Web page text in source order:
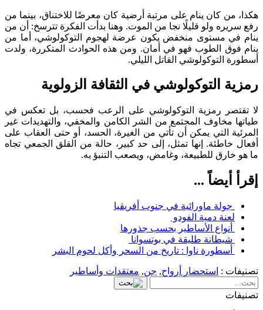
هكذا، من كان ينام على مرتبة أرضية كان معرضًا للاختناق، بينما من
رفع سريره ولو قليلًا نجا من الموت. وهنا بدأت الفكرة تترسخ: أن من
ينام في مستوى منخفض يكون عرضة لهجوم التوكولوشي، أما من
ينام فوق الطوب فهو في أمان. ومن هذه الحوادث المتكررة، ولدت
أسطورة التوكولوشي القاتل الليلي.
رمزية التوكولوشي في الثقافة الزولوية
لا تقتصر رمزية التوكولوشي على الرعب فحسب، بل تعكس في
طياتها مخاوف المجتمع من الشر الكامن والمخفي، والتهديدات غير
المرئية التي يمكن أن تأتي من الغيرة، الحسد، أو حتى العقاب على
أفعال خاطئة. إنها تمثل، إلى حد كبير، حالة من القلق الجمعي تجاه
ما هو خارق للطبيعة، وغامض، ويصعب التنبؤ به.
إقرأ أيضاً ...
جولة ماورائية في جنوب أفريقيا
لعنة دمية الفودو
أنواع الأساطير بحسب جذورها
شيطانة طليقة في بوتسوانا
أسطورة ناوا : تاريخ من السحر وأكل لحوم البشر
تصنيفات : استحضار أرواح, جن, معتقدات وأساطير
تصنيفات